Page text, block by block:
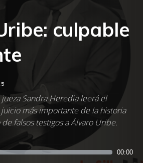
culpable
Sandra Heredia leerá el
más importante de la historia
falsos testigos a Álvaro Uribe.
00:00